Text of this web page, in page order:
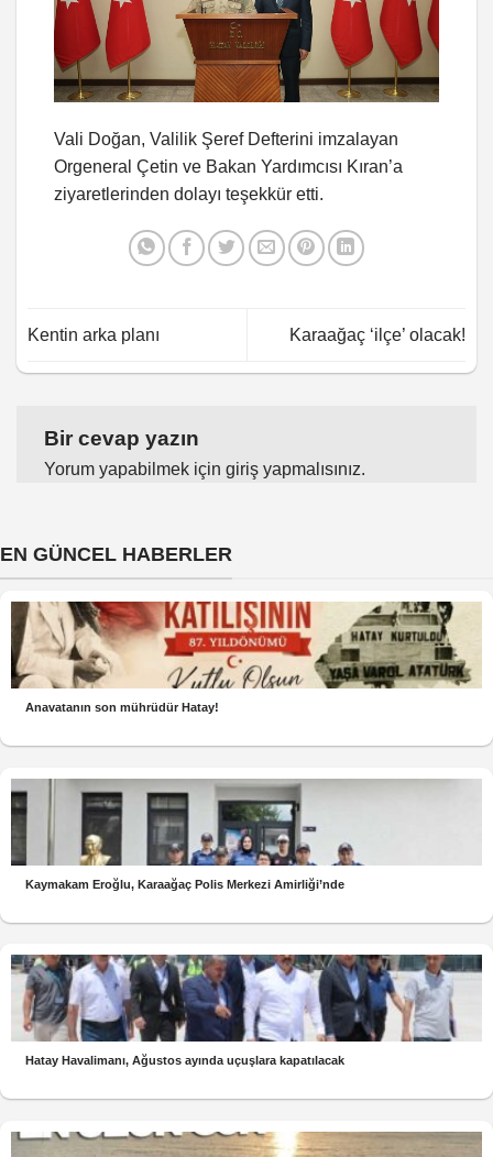
Vali Doğan, Valilik Şeref Defterini imzalayan
Orgeneral Çetin ve Bakan Yardımcısı Kıran’a
ziyaretlerinden dolayı teşekkür etti.
Kentin arka planı Karaağaç ‘ilçe’ olacak!
Bir cevap yazın
Yorum yapabilmek için giriş yapmalısınız.
EN GÜNCEL HABERLER
Anavatanın son mührüdür Hatay!
Kaymakam Eroğlu, Karaağaç Polis Merkezi Amirliği’nde
Hatay Havalimanı, Ağustos ayında uçuşlara kapatılacak